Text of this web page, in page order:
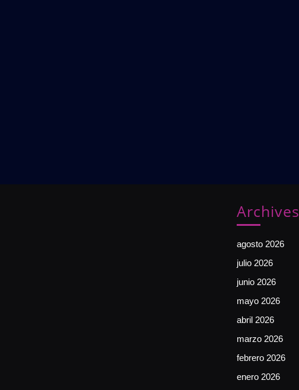
Archives
agosto 2026
julio 2026
junio 2026
mayo 2026
abril 2026
marzo 2026
febrero 2026
enero 2026